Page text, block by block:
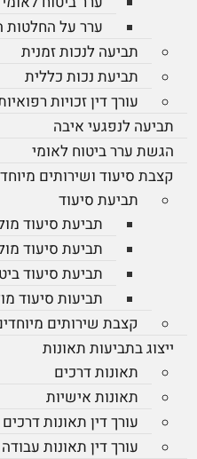
ערר על החלטות
תביעה לנכות זמנית
תביעת נכות כללית
עורך דין זכויות
תביעה לנפגעי איבה
הגשת ערר ביטוח לאומי
קצבת סיעוד ושירותים
תביעת סיעוד
תביעת סיעוד
תביעת סיעוד
תביעת סיעוד
תביעות סיעוד
קצבת שירותים
ייצוג בתביעות תאונות
תאונות דרכים
תאונות אישיות
עורך דין תאונות דרכים
עורך דין תאונות עבודה